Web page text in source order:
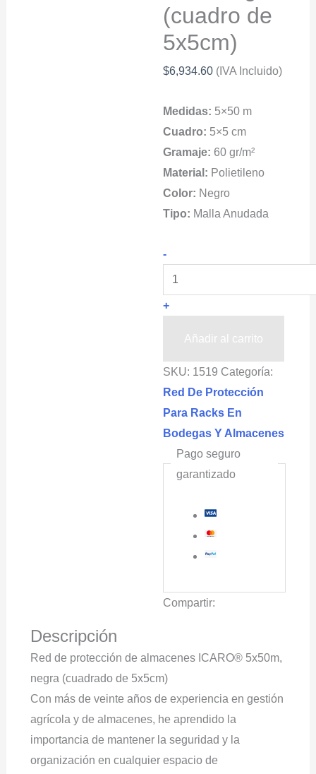
(cuadro de
5x5cm)
$6,934.60 (IVA Incluido)
Medidas: 5×50 m
Cuadro: 5×5 cm
Gramaje: 60 gr/m²
Material: Polietileno
Color: Negro
Tipo: Malla Anudada
-ICARO®
Red
de
Protección
para
color
negro
(cuadro
de
5x5cm)
cantidad
+
Añadir al carrito
SKU: 1519 Categoría:
Red De Protección
Para Racks En
Bodegas Y Almacenes
Pago seguro
garantizado
Compartir:
Descripción
Red de protección de almacenes ICARO® 5x50m,
negra (cuadrado de 5x5cm)
Con más de veinte años de experiencia en gestión
agrícola y de almacenes, he aprendido la
importancia de mantener la seguridad y la
organización en cualquier espacio de